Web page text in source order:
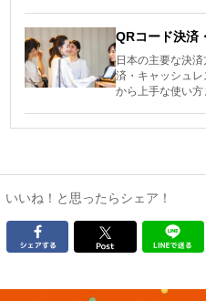
QRコード決済
日本の主要な決
済・キャッシュ
から上手な使い方
いいね！と思ったらシェア！